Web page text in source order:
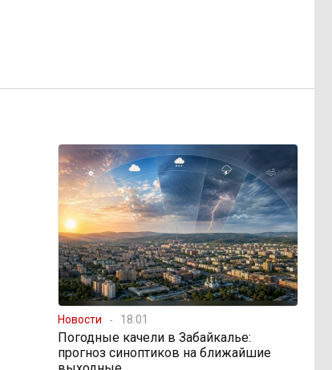
Новости 18:01
Погодные качели в Забайкалье:
прогноз синоптиков на ближайшие